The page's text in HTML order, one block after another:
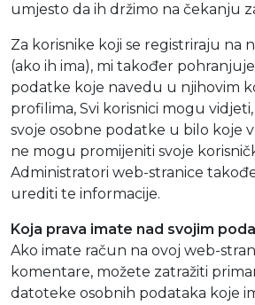
umjesto da ih držimo na čekanju
Za korisnike koji se registriraju na
(ako ih ima), mi također
podatke koje navedu u njihovim
profilima, Svi korisnici mogu
svoje osobne podatke u bilo koje
ne mogu promijeniti svoje
Administratori web-stranice
urediti te informacije.
Koja prava imate nad svojim
Ako imate račun na ovoj web-
komentare, možete zatražiti
datoteke osobnih podataka koje